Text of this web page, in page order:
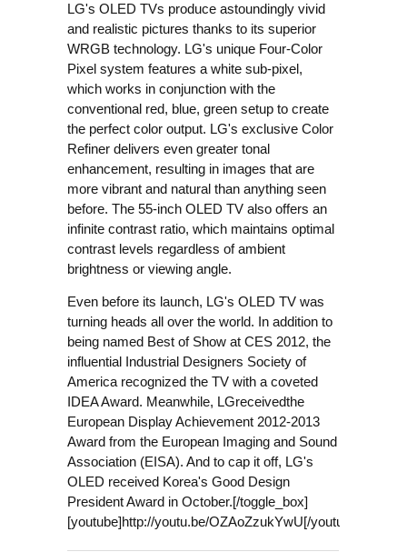
LG's OLED TVs produce astoundingly vivid
and realistic pictures thanks to its superior
WRGB technology. LG's unique Four-Color
Pixel system features a white sub-pixel,
which works in conjunction with the
conventional red, blue, green setup to create
the perfect color output. LG's exclusive Color
Refiner delivers even greater tonal
enhancement, resulting in images that are
more vibrant and natural than anything seen
before. The 55-inch OLED TV also offers an
infinite contrast ratio, which maintains optimal
contrast levels regardless of ambient
brightness or viewing angle.
Even before its launch, LG's OLED TV was
turning heads all over the world. In addition to
being named Best of Show at CES 2012, the
influential Industrial Designers Society of
America recognized the TV with a coveted
IDEA Award. Meanwhile, LGreceivedthe
European Display Achievement 2012-2013
Award from the European Imaging and Sound
Association (EISA). And to cap it off, LG's
OLED received Korea's Good Design
President Award in October.[/toggle_box]
[youtube]http://youtu.be/OZAoZzukYwU[/youtube]